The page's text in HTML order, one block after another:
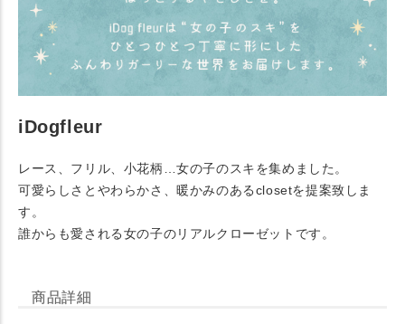
iDogfleur
レース、フリル、小花柄…女の子のスキを集めました。
可愛らしさとやわらかさ、暖かみのあるclosetを提案致しま
す。
誰からも愛される女の子のリアルクローゼットです。
商品詳細